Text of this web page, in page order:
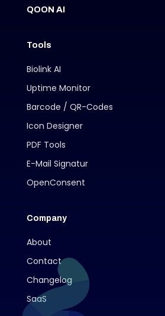
QOON AI
Tools
Biolink AI
Uptime Monitor
Barcode / QR-Codes
Icon Designer
PDF Tools
E-Mail Signatur
OpenConsent
Company
About
Contact
Changelog
SaaS